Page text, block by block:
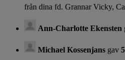
från dina fd. Grannar Vicky,
Ann-Charlotte Ekensten
Michael Kossenjans gav